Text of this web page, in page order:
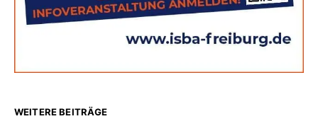
WEITERE BEITRÄGE